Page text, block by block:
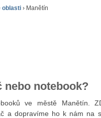
oblasti › Manětín
nebo notebook?
ve městě Manětín.
a dopravíme ho k nám na